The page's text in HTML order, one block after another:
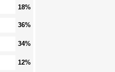
18%
36%
34%
12%